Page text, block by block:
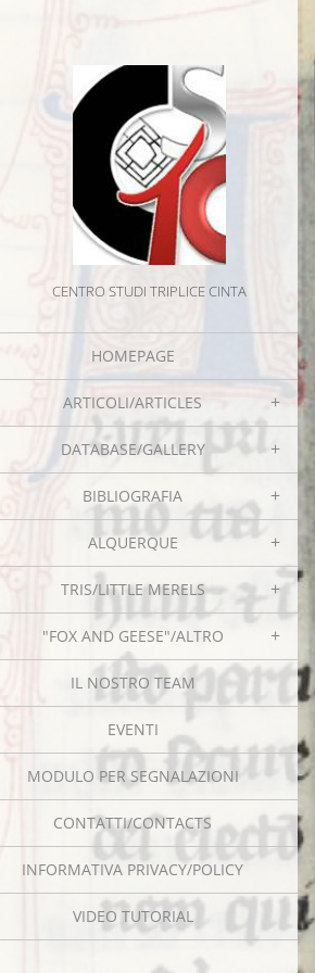
CENTRO STUDI TRIPLICE CINTA
HOMEPAGE
ARTICOLI/ARTICLES
DATABASE/GALLERY
BIBLIOGRAFIA
ALQUERQUE
TRIS/LITTLE MERELS
"FOX AND GEESE"/ALTRO
IL NOSTRO TEAM
EVENTI
MODULO PER SEGNALAZIONI
CONTATTI/CONTACTS
INFORMATIVA PRIVACY/POLICY
VIDEO TUTORIAL